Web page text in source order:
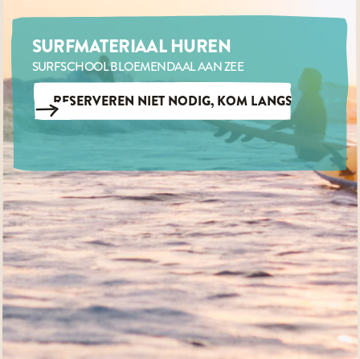
SURFMATERIAAL HUREN
SURFSCHOOL BLOEMENDAAL AAN ZEE
RESERVEREN NIET NODIG, KOM LANGS